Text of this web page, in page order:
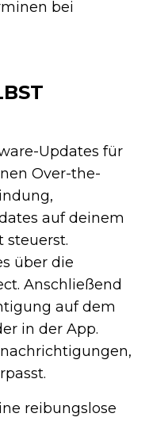
bei
Updates für
Over-the-
auf deinem
steuerst.
über die
Anschließend
auf dem
in der App.
reibungslose